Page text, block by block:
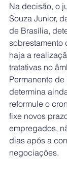
Na decisão, o
Souza Junior,
de Brasília,
sobrestamento
haja a
tratativas no
Permanente
determina
reformule o
fixe novos
empregados,
dias após a
negociações.